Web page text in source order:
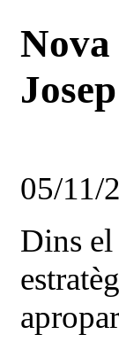
05/11/
Dins el